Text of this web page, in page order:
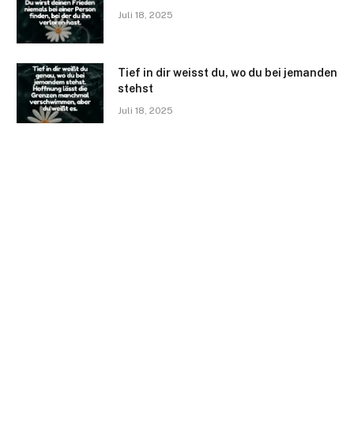
Juli 18, 2025
Tief in dir weisst du, wo du bei jemanden
stehst
Juli 18, 2025